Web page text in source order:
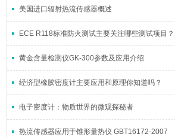
美国进口辐射热流传感器概述
ECE R118标准防火测试主要关注哪些测试项目？
黄金含量检测仪GK-300参数及应用介绍
经济型橡胶密度计主要应用和原理你知道吗？
电子密度计：物质世界的微观探秘者
热流传感器应用于锥形量热仪 GBT16172-2007